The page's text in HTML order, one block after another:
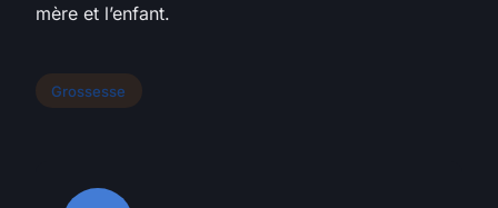
mère et l’enfant.
Grossesse